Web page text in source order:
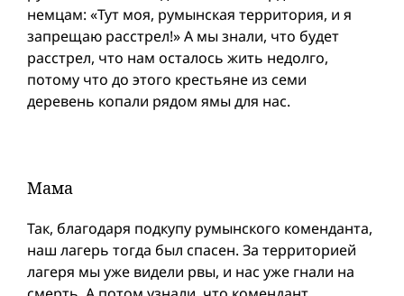
немцам: «Тут моя, румынская территория, и я
запрещаю расстрел!» А мы знали, что будет
расстрел, что нам осталось жить недолго,
потому что до этого крестьяне из семи
деревень копали рядом ямы для нас.
Мама
Так, благодаря подкупу румынского коменданта,
наш лагерь тогда был спасен. За территорией
лагеря мы уже видели рвы, и нас уже гнали на